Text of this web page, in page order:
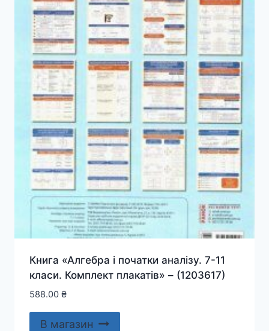
Книга «Алгебра і початки аналізу. 7-11
класи. Комплект плакатів» – (1203617)
588.00 ₴
В магазин